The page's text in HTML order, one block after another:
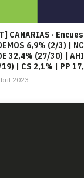
CANARIAS ·
6,9% (2/3) |
32,4% (27/30) |
| CS 2,1% | PP
2023